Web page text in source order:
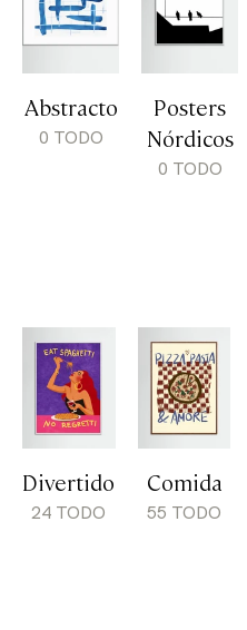
Abstracto
0 TODO
Posters
Nórdicos
0 TODO
Divertido
24 TODO
Comida
55 TODO